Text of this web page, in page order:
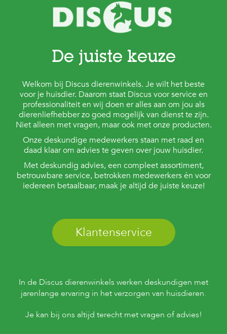
De juiste keuze
Welkom bij Discus dierenwinkels. Je wilt het beste
voor je huisdier. Daarom staat Discus voor service en
professionaliteit en wij doen er alles aan om jou als
dierenliefhebber zo goed mogelijk van dienst te zijn.
Niet alleen met vragen, maar ook met onze producten.
Onze deskundige medewerkers staan met raad en
daad klaar om advies te geven over jouw huisdier.
Met deskundig advies, een compleet assortiment,
betrouwbare service, betrokken medewerkers én voor
iedereen betaalbaar, maak je altijd de juiste keuze!
Klantenservice
In de Discus dierenwinkels werken deskundigen met
jarenlange ervaring in het verzorgen van huisdieren.
Je kan bij ons altijd terecht met vragen of advies!